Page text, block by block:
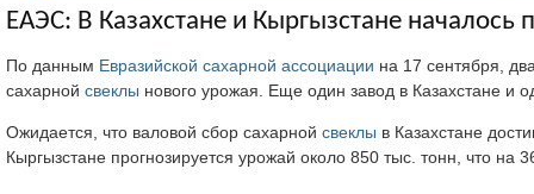
ЕАЭС: В Казахстане и Кыргызстане началось
По данным Евразийской сахарной ассоциации на 17 сентября,
сахарной свеклы нового урожая. Еще один завод в Казахстане и
Ожидается, что валовой сбор сахарной свеклы в Казахстане
Кыргызстане прогнозируется урожай около 850 тыс. тонн, что на